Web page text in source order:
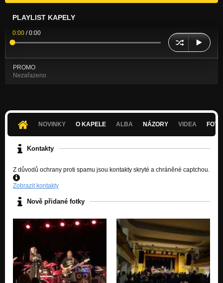
PLAYLIST KAPELY
0:00 /0:00
PROMO
Nezařazeno
NOVINKY O KAPELE ALBA NÁZORY VIDEA
Kontakty
Z důvodů ochrany proti spamu jsou kontakty skryté a chráněné captchou.
Zobrazit kontakty
Nově přidané fotky